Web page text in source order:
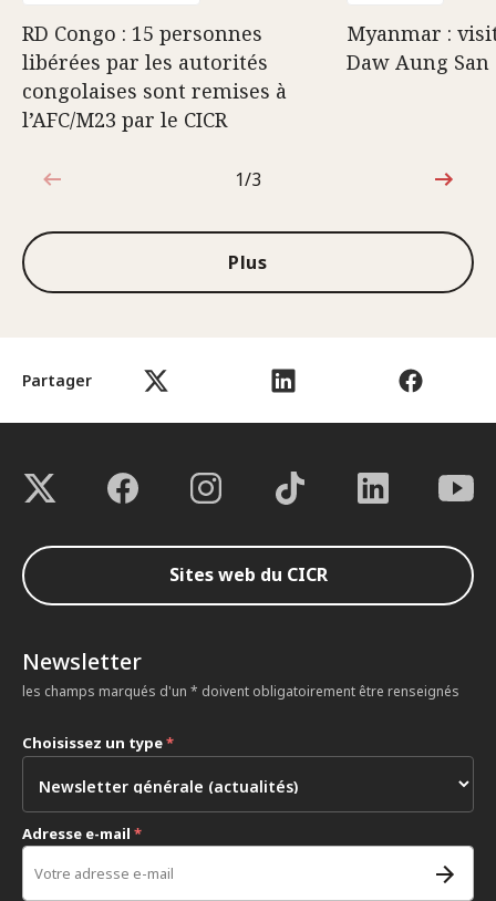
Partager
RD Congo : 15 personnes
libérées par les autorités
congolaises sont remises à
l’AFC/M23 par le CICR
Myanmar :
Daw Aung San
1sur3
1/3
Plus
Sites web du CICR
Newsletter
les champs marqués d'un * doivent obligatoirement être renseignés
Choisissez un type*
Adresse e-mail *